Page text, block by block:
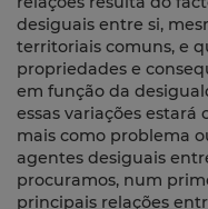
desiguais entre si,
territoriais comuns, e
propriedades e
em função da
essas variações
mais como problema
agentes desiguais
procuramos, num
principais relações